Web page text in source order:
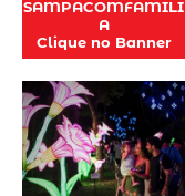
SAMPACOMFAMILI
A
Clique no Banner